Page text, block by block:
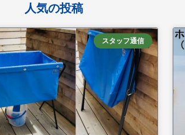
人気の投稿
スタッフ通信